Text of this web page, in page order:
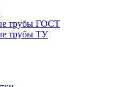
трубы ГОСТ
трубы ТУ